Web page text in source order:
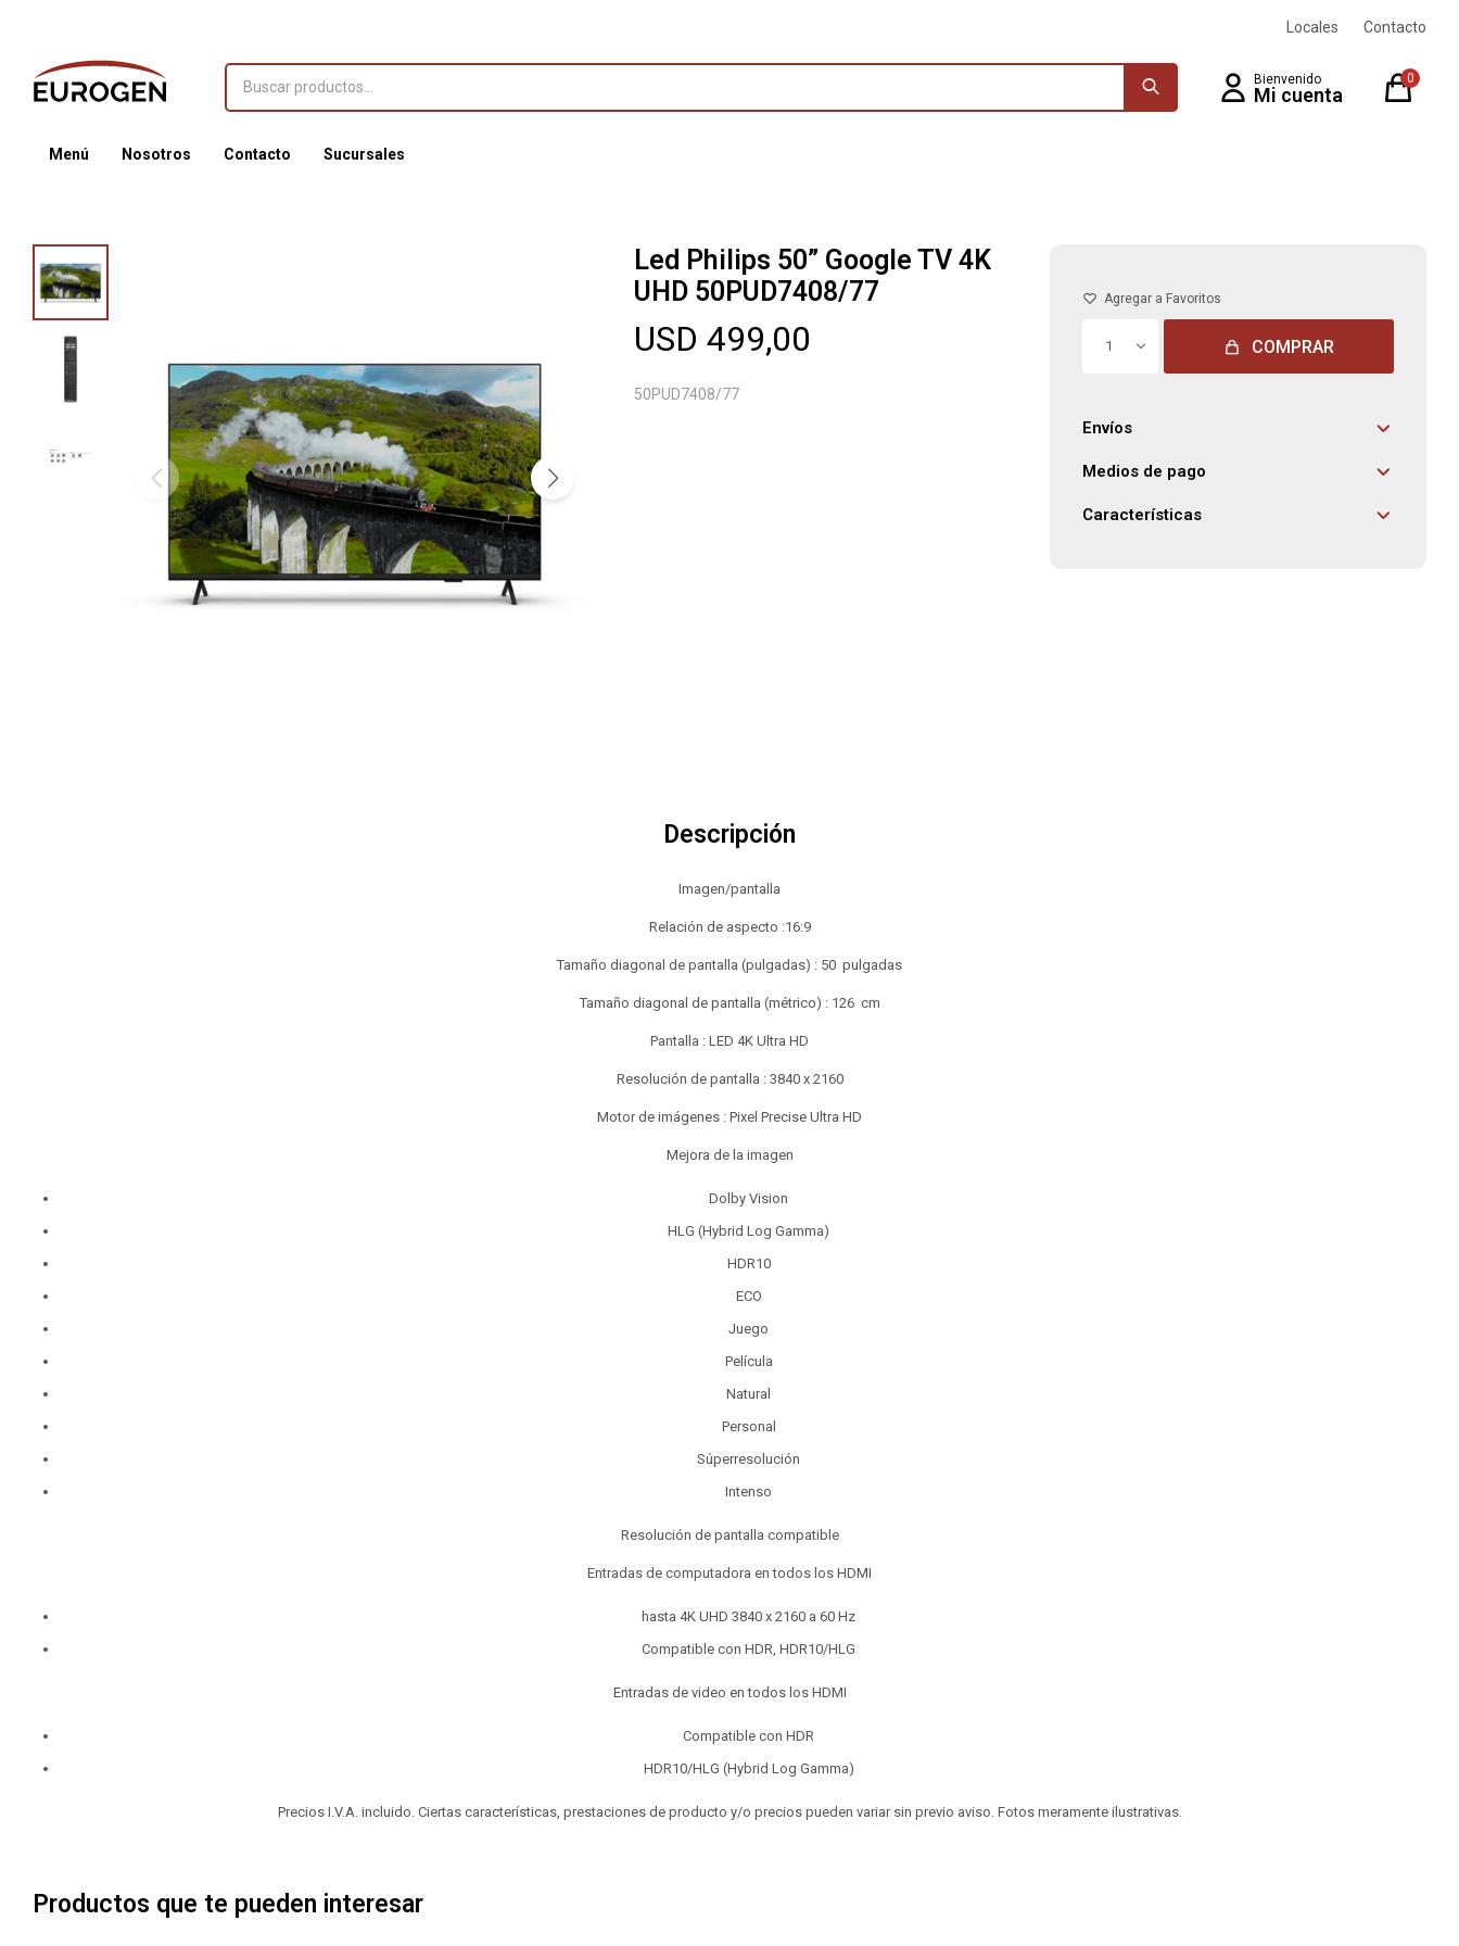
Menú Nosotros Contacto Sucursales
0
Locales Contacto
Led Philips 50” Google TV 4K
UHD 50PUD7408/77
USD 499,00
50PUD7408/77
1 COMPRAR
Envíos
Medios de pago
Características
Descripción
Imagen/pantalla
Relación de aspecto :16:9
Tamaño diagonal de pantalla (pulgadas) : 50 pulgadas
Tamaño diagonal de pantalla (métrico) : 126 cm
Pantalla : LED 4K Ultra HD
Resolución de pantalla : 3840 x 2160
Motor de imágenes : Pixel Precise Ultra HD
Mejora de la imagen
Dolby Vision
HLG (Hybrid Log Gamma)
HDR10
ECO
Juego
Película
Natural
Personal
Súperresolución
Intenso
Resolución de pantalla compatible
Entradas de computadora en todos los HDMI
hasta 4K UHD 3840 x 2160 a 60 Hz
Compatible con HDR, HDR10/HLG
Entradas de video en todos los HDMI
Compatible con HDR
HDR10/HLG (Hybrid Log Gamma)
Precios I.V.A. incluido. Ciertas características, prestaciones de producto y/o precios pueden variar sin previo aviso. Fotos meramente ilustrativas.
Productos que te pueden interesar